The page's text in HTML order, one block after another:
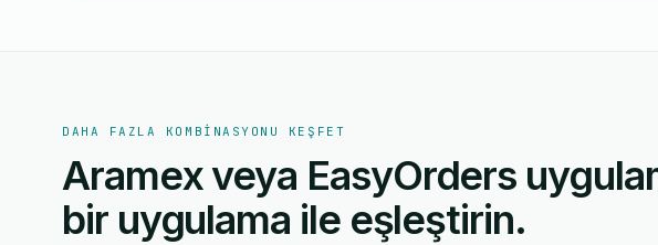
DAHA FAZLA KOMBINASYONU KEŞFET
Aramex veya EasyOrders
bir uygulama ile eşleştirin.